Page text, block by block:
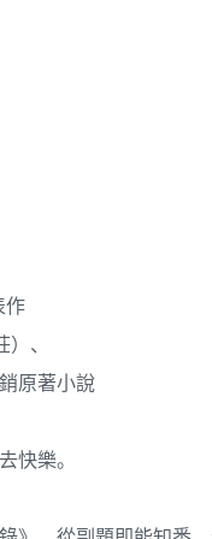
作
、
原著小說
快樂。